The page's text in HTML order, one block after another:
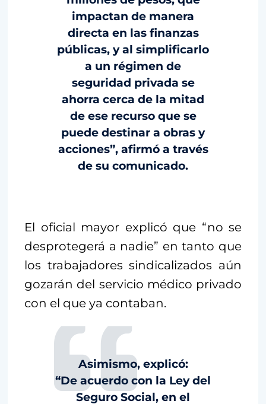
impactan de manera
directa en las finanzas
públicas, y al simplificarlo
a un régimen de
seguridad privada se
ahorra cerca de la mitad
de ese recurso que se
puede destinar a obras y
acciones”, afirmó a través
de su comunicado.
El oficial mayor explicó que “no se
desprotegerá a nadie” en tanto que
los trabajadores sindicalizados aún
gozarán del servicio médico privado
con el que ya contaban.
Asimismo, explicó:
“De acuerdo con la Ley del
Seguro Social, en el